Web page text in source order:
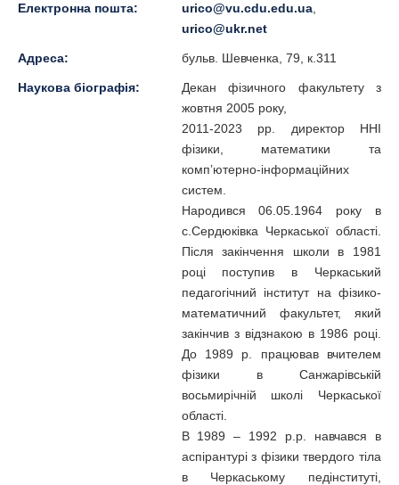
Електронна пошта: urico@vu.cdu.edu.ua,
urico@ukr.net
Адреса: бульв. Шевченка, 79, к.311
Наукова біографія:
Декан фізичного факультету з
жовтня 2005 року,
2011-2023 рр. директор ННІ
фізики, математики та
комп’ютерно-інформаційних
систем.
Народився 06.05.1964 року в
с.Сердюківка Черкаської області.
Після закінчення школи в 1981
році поступив в Черкаський
педагогічний інститут на фізико-
математичний факультет, який
закінчив з відзнакою в 1986 році.
До 1989 р. працював вчителем
фізики в Санжарівській
восьмирічній школі Черкаської
області.
В 1989 – 1992 р.р. навчався в
аспірантурі з фізики твердого тіла
в Черкаському педінституті,